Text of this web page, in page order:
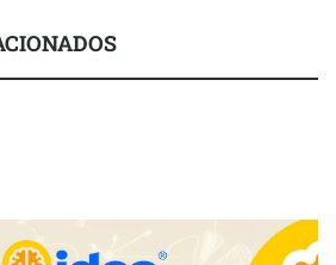
a la hostelería de Sevilla